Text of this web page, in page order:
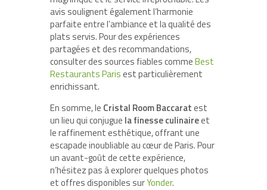
avis soulignent également l’harmonie
parfaite entre l’ambiance et la qualité des
plats servis. Pour des expériences
partagées et des recommandations,
consulter des sources fiables commeBest
Restaurants Parisest particulièrement
enrichissant.
En somme, le Cristal Room Baccaratest
un lieu qui conjugue la finesse culinaireet
le raffinement esthétique, offrant une
escapade inoubliable au cœur de Paris. Pour
un avant-goût de cette expérience,
n’hésitez pas à explorer quelques photos
et offres disponibles surYonder.